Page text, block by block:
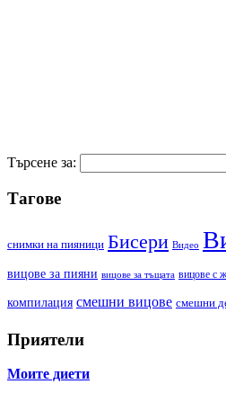
Търсене за:
Тагове
cнимки на пияници Бисери Видео
вицове за пияни вицове за тъщата вицове с
компилация смешни вицове смешни
Приятели
Моите диети